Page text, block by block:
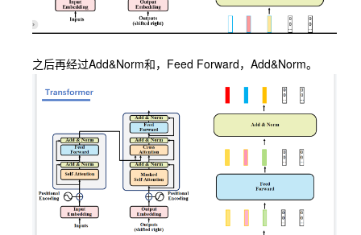
之后再经过Add&Norm和，Feed Forward，Add&Norm。